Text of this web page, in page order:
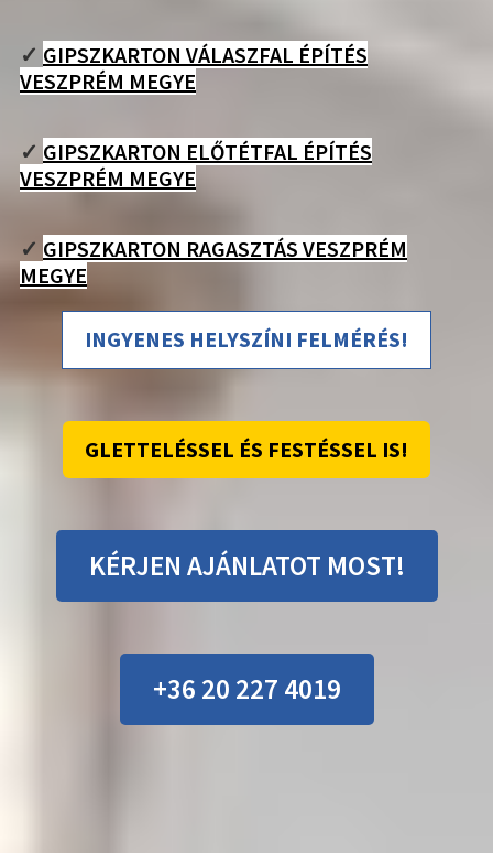
✓ GIPSZKARTON VÁLASZFAL ÉPÍTÉS
VESZPRÉM MEGYE
✓ GIPSZKARTON ELŐTÉTFAL ÉPÍTÉS
VESZPRÉM MEGYE
✓ GIPSZKARTON RAGASZTÁS VESZPRÉM
MEGYE
INGYENES HELYSZÍNI FELMÉRÉS!
GLETTELÉSSEL ÉS FESTÉSSEL IS!
KÉRJEN AJÁNLATOT MOST!
+36 20 227 4019